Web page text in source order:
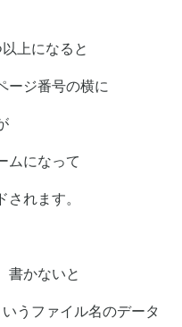
上になると
ージ番号の横に
ムになって
されます。
書かないと
うファイル名のデータ